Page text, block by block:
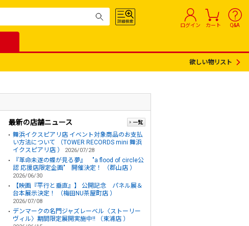
ログイン カート Q&A
欲しい物リスト
最新の店舗ニュース
舞浜イクスピアリ店 イベント対象商品のお支払
い方法について （TOWER RECORDS mini 舞浜
イクスピアリ店 ）
2026/07/28
『革命未遂の蝶が見る夢』 "a flood of circle公
認 応援店限定企画" 開催決定！ （郡山店 ）
2026/06/30
【映画『平行と垂直』】 公開記念 パネル展＆
台本展示決定！ （梅田NU茶屋町店 ）
2026/07/08
デンマークの名門ジャズレーベル〈ストーリー
ヴィル〉期間限定展開実施中!! （東浦店 ）